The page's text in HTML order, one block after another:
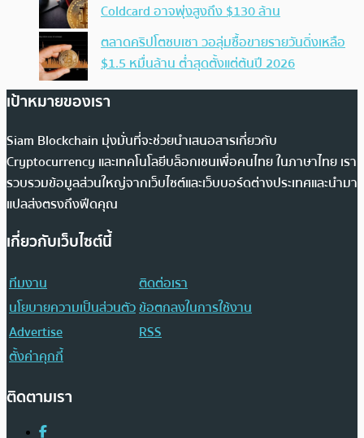
Coldcard อาจพุ่งสูงถึง $130 ล้าน
ตลาดคริปโตซบเซา วอลุ่มซื้อขายรายวันดิ่งเหลือ
$1.5 หมื่นล้าน ต่ำสุดตั้งแต่ต้นปี 2026
เป้าหมายของเรา
Siam Blockchain มุ่งมั่นที่จะช่วยนำเสนอสารเกี่ยวกับ
Cryptocurrency และเทคโนโลยีบล็อกเชนเพื่อคนไทย ในภาษาไทย เรา
รวบรวมข้อมูลส่วนใหญ่จากเว็บไซต์และเว็บบอร์ดต่างประเทศและนำมา
แปลส่งตรงถึงฟีดคุณ
เกี่ยวกับเว็บไซต์นี้
ทีมงาน
ติดต่อเรา
นโยบายความเป็นส่วนตัวข้อตกลงในการใช้งาน
Advertise
RSS
ตั้งค่าคุกกี้
ติดตามเรา